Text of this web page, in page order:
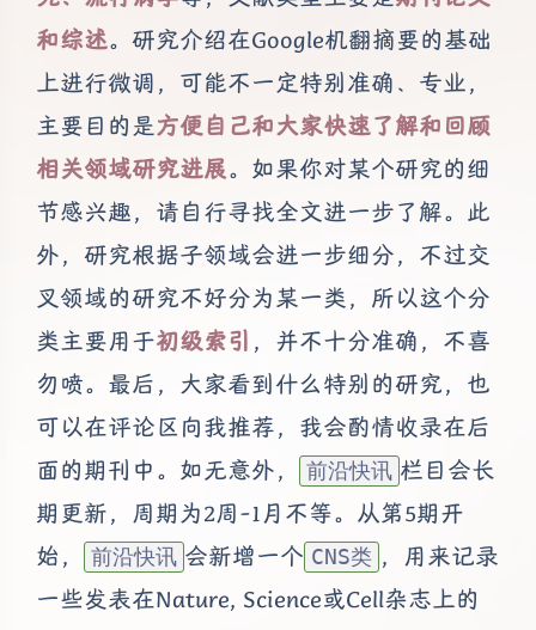
和综述。研究介绍在Google机翻摘要的基础
上进行微调，可能不一定特别准确、专业，
主要目的是方便自己和大家快速了解和回顾
相关领域研究进展。如果你对某个研究的细
节感兴趣，请自行寻找全文进一步了解。此
外，研究根据子领域会进一步细分，不过交
叉领域的研究不好分为某一类，所以这个分
类主要用于初级索引 ，并不十分准确，不喜
勿喷。最后，大家看到什么特别的研究，也
可以在评论区向我推荐，我会酌情收录在后
面的期刊中。如无意外，
前沿快讯 栏目会长
期更新，周期为2周-1月不等。从第5期开
始，
前沿快讯 会新增一个 CNS类 ，用来记录
一些发表在Nature, Science或Cell杂志上的